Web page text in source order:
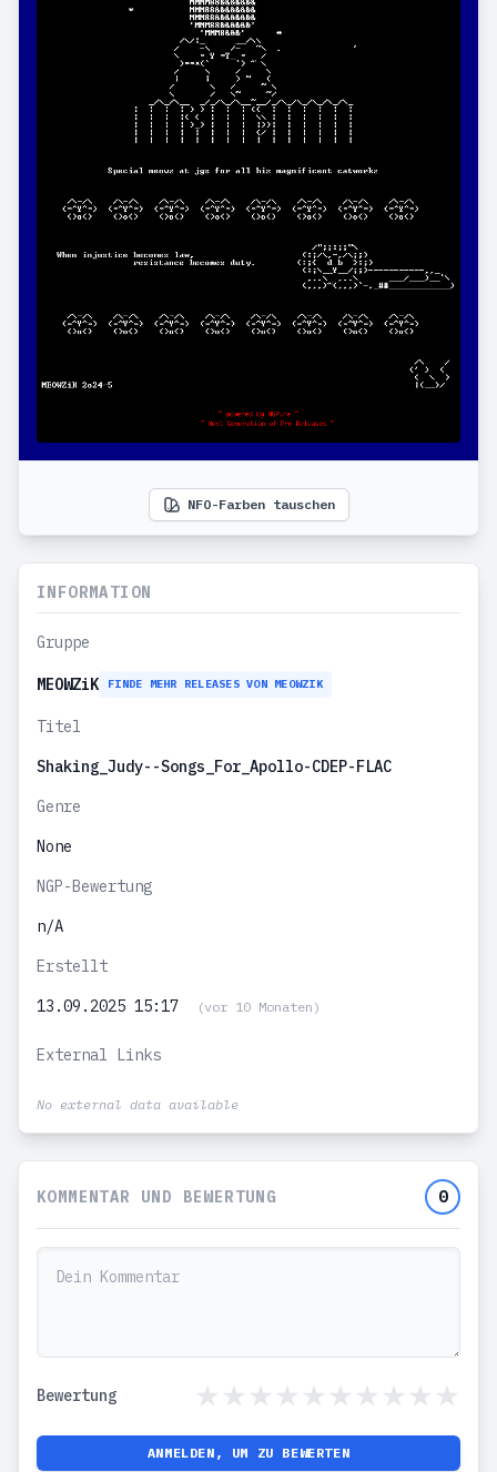
NFO-Farben tauschen
INFORMATION
Gruppe
MEOWZiK FINDE MEHR RELEASES VON MEOWZIK
Titel
Shaking_Judy--Songs_For_Apollo-CDEP-FLAC
Genre
None
NGP-Bewertung
n/A
Erstellt
13.09.2025 15:17
(vor 10 Monaten)
External Links
No external data available
KOMMENTAR UND BEWERTUNG 0
Bewertung
ANMELDEN, UM ZU BEWERTEN